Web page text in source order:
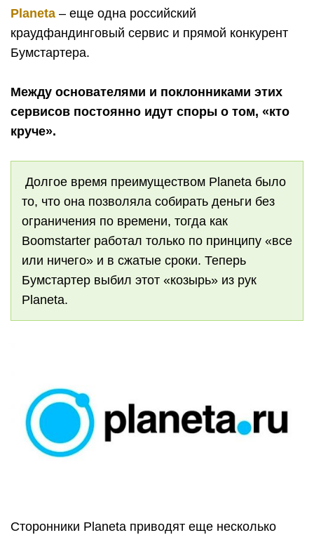
Planeta – еще одна российский
краудфандинговый сервис и прямой конкурент
Бумстартера.
Между основателями и поклонниками этих
сервисов постоянно идут споры о том, «кто
круче».
Долгое время преимуществом Planeta было
то, что она позволяла собирать деньги без
ограничения по времени, тогда как
Boomstarter работал только по принципу «все
или ничего» и в сжатые сроки. Теперь
Бумстартер выбил этот «козырь» из рук
Planeta.
Сторонники Planeta приводят еще несколько